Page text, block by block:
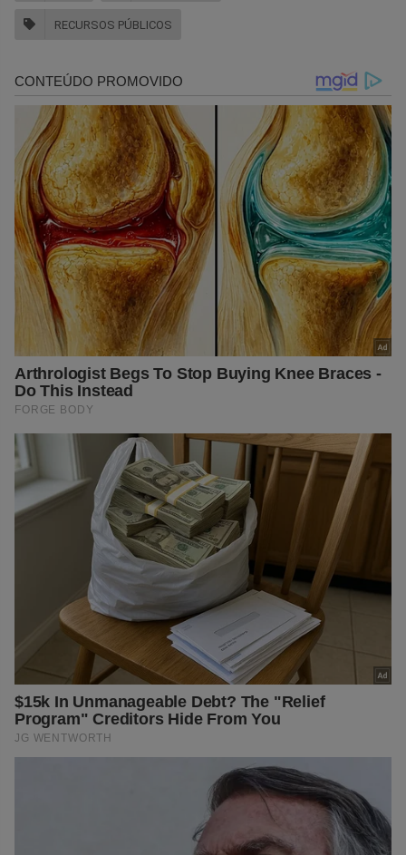
RECURSOS PÚBLICOS